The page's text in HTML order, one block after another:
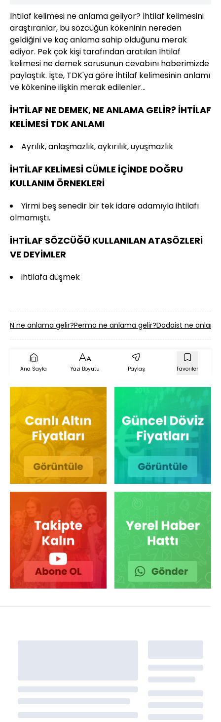
İhtilaf kelimesi ne anlama geliyor? İhtilaf kelimesini
araştıranlar, bu sözcüğün kökeninin nereden
geldiğini ve kaç anlama sahip olduğunu merak
ediyor. Pek çok kişi tarafından aratılan İhtilaf
kelimesi ne demek sorusunun cevabını haberimizde
paylaştık. İşte, TDK'ya göre İhtilaf kelimesinin anlamı
ve kökenine ilişkin merak edilenler...
İHTİLAF NE DEMEK, NE ANLAMA GELİR? İHTİLAF
KELİMESİ TDK ANLAMI
Ayrılık, anlaşmazlık, aykırılık, uyuşmazlık
İHTİLAF KELİMESİ CÜMLE İÇİNDE DOĞRU
KULLANIM ÖRNEKLERİ
Yirmi beş senedir bir tek idare adamıyla ihtilafı
olmamıştı.
İHTİLAF SÖZCÜĞÜ KULLANILAN ATASÖZLERİ
VE DEYİMLER
ihtilafa düşmek
N ne anlama gelir?Perma ne anlama gelir?Dadaist ne
Ana Sayfa Yazı Boyutu Paylaş Favoriler